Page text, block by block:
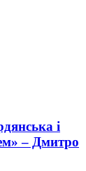
і
– Дмитро